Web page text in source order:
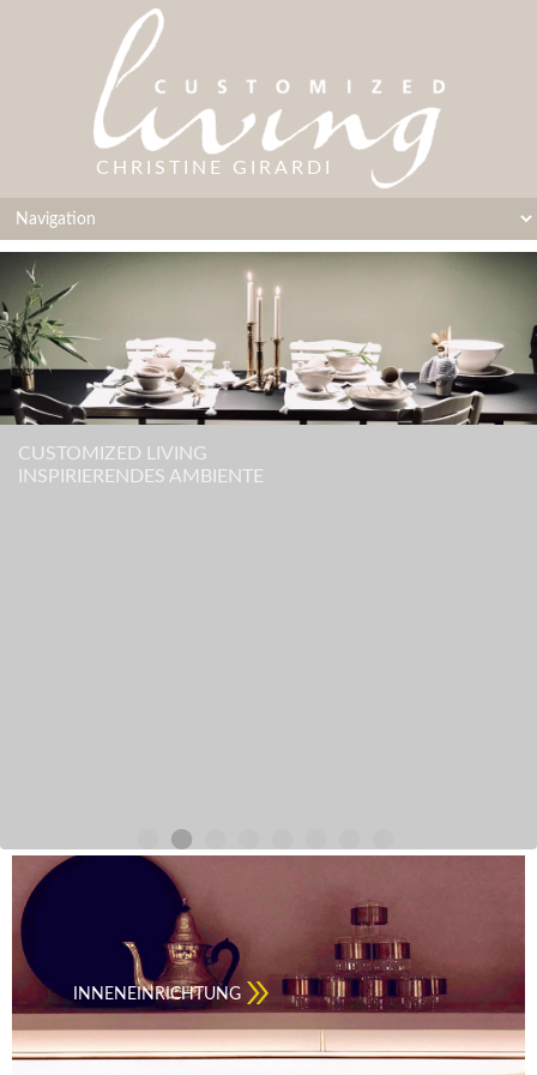
CHRISTINE GIRARDI
CUSTOMIZED LIVING
INSPIRIERENDES AMBIENTE
••••••••
INNENEINRICHTUNG